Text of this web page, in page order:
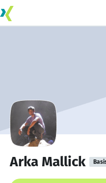
Arka Mallick